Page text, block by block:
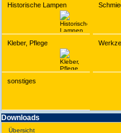
Historische Lampen
Kleber, Pflege
sonstiges
Downloads
Übersicht